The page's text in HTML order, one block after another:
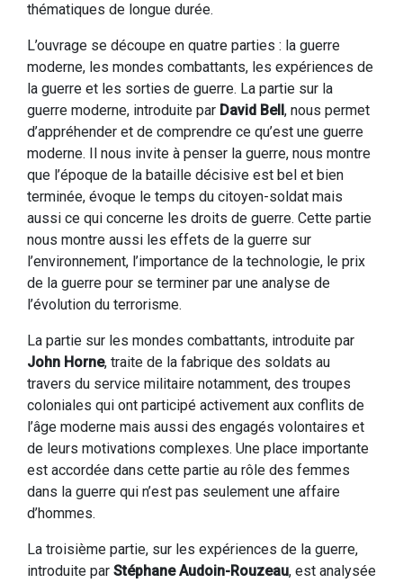
thématiques de longue durée.
L’ouvrage se découpe en quatre parties : la guerre
moderne, les mondes combattants, les expériences de
la guerre et les sorties de guerre. La partie sur la
guerre moderne, introduite par David Bell, nous permet
d’appréhender et de comprendre ce qu’est une guerre
moderne. Il nous invite à penser la guerre, nous montre
que l’époque de la bataille décisive est bel et bien
terminée, évoque le temps du citoyen-soldat mais
aussi ce qui concerne les droits de guerre. Cette partie
nous montre aussi les effets de la guerre sur
l’environnement, l’importance de la technologie, le prix
de la guerre pour se terminer par une analyse de
l’évolution du terrorisme.
La partie sur les mondes combattants, introduite par
John Horne, traite de la fabrique des soldats au
travers du service militaire notamment, des troupes
coloniales qui ont participé activement aux conflits de
l’âge moderne mais aussi des engagés volontaires et
de leurs motivations complexes. Une place importante
est accordée dans cette partie au rôle des femmes
dans la guerre qui n’est pas seulement une affaire
d’hommes.
La troisième partie, sur les expériences de la guerre,
introduite par Stéphane Audoin-Rouzeau, est analysée